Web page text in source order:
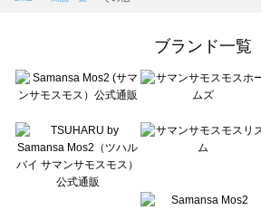
Te chichi（テチチ）の一覧
Te chichi CLASSIC（テチチ クラシック）の一覧
Lugnoncure（ルノンキュール）の一覧
BETTY'S BLUE（べティーズブルー）の一覧
Wpc.（ワールドパーティー）の一覧
ブランド一覧